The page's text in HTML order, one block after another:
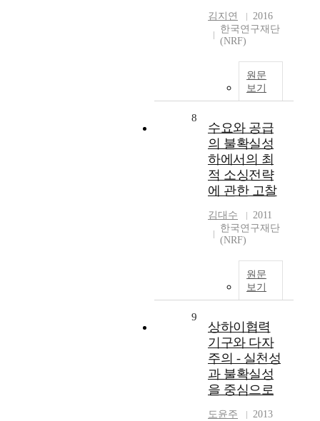
김지연
2016
한국연구재단
(NRF)
원문
보기
8
수요와 공급
의 불확실성
하에서의 최
적 소싱전략
에 관한 고찰
김대수
2011
한국연구재단
(NRF)
원문
보기
9
상하이협력
기구와 다자
주의 - 실천성
과 불확실성
을 중심으로
도윤주
2013